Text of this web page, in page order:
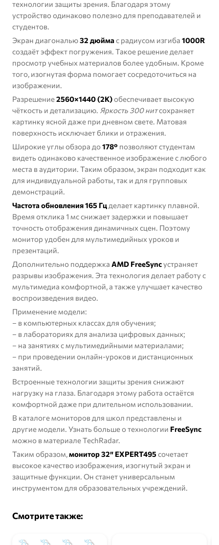
технологии защиты зрения. Благодаря этому
устройство одинаково полезно для преподавателей и
студентов.
Экран диагональю32 дюймас радиусом изгиба 1000R
создаёт эффект погружения. Такое решение делает
просмотр учебных материалов более удобным. Кроме
того, изогнутая форма помогает сосредоточиться на
изображении.
Разрешение2560×1440 (2K)обеспечивает высокую
чёткость и детализацию. Яркость 300 нитсохраняет
картинку ясной даже при дневном свете. Матовая
поверхность исключает блики и отражения.
Широкие углы обзора до178° позволяют студентам
видеть одинаково качественное изображение с любого
места в аудитории. Таким образом, экран подходит как
для индивидуальной работы, так и для групповых
демонстраций.
Частота обновления 165 Гц делает картинку плавной.
Время отклика 1 мс снижает задержки и повышает
точность отображения динамичных сцен. Поэтому
монитор удобен для мультимедийных уроков и
презентаций.
Дополнительно поддержка AMD FreeSyncустраняет
разрывы изображения. Эта технология делает работу с
мультимедиа комфортной, а также улучшает качество
воспроизведения видео.
Применение модели:
– в компьютерных классах для обучения;
– в лабораториях для анализа цифровых данных;
– на занятиях с мультимедийными материалами;
– при проведении онлайн-уроков и дистанционных
занятий.
Встроенные технологии защиты зрения снижают
нагрузку на глаза. Благодаря этому работа остаётся
комфортной даже при длительном использовании.
В каталоге мониторов для школ представлены и
другие модели. Узнать больше о технологии FreeSync
можно в материалеTechRadar.
Таким образом,монитор 32″ EXPERT495сочетает
высокое качество изображения, изогнутый экран и
защитные функции. Он станет универсальным
инструментом для образовательных учреждений.
Смотрите также: